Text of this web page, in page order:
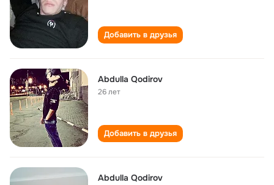
Добавить в друзья
Abdulla Qodirov
26 лет
Добавить в друзья
Abdulla Qodirov